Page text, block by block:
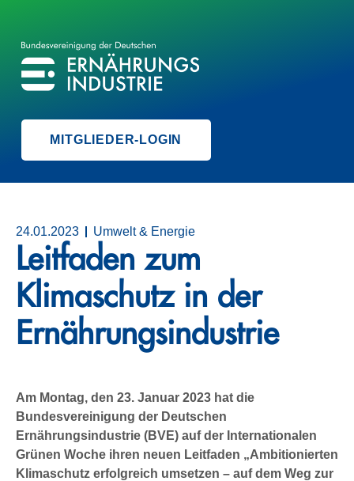
BVE
BUNDESVEREINIGUNG DER ERNÄHRUNGSINDUSTRIE
MITGLIEDER-LOGIN
24.01.2023 Umwelt & Energie
Leitfaden zum
Klimaschutz in der
Ernährungsindustrie
Am Montag, den 23. Januar 2023 hat die
Bundesvereinigung der Deutschen
Ernährungsindustrie (BVE) auf der Internationalen
Grünen Woche ihren neuen Leitfaden „Ambitionierten
Klimaschutz erfolgreich umsetzen – auf dem Weg zur